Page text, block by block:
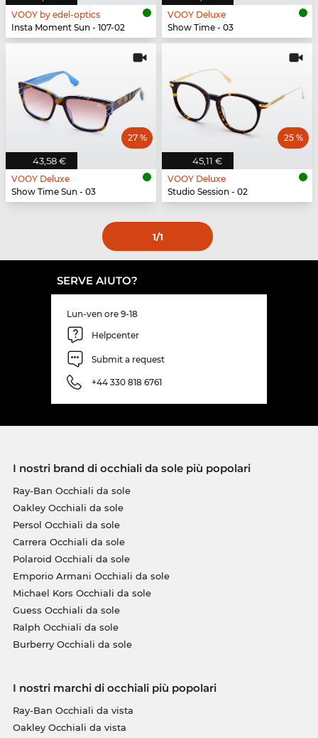
VOOY by edel-optics
Insta Moment Sun - 107-02
VOOY Deluxe
Show Time - 03
43,58 €
27 %
VOOY Deluxe
Show Time Sun - 03
45,11 €
25 %
VOOY Deluxe
Studio Session - 02
1/1
SERVE AIUTO?
Lun-ven ore 9-18
Helpcenter
Submit a request
+44 330 818 6761
I nostri brand di occhiali da sole più popolari
Ray-Ban Occhiali da sole
Oakley Occhiali da sole
Persol Occhiali da sole
Carrera Occhiali da sole
Polaroid Occhiali da sole
Emporio Armani Occhiali da sole
Michael Kors Occhiali da sole
Guess Occhiali da sole
Ralph Occhiali da sole
Burberry Occhiali da sole
I nostri marchi di occhiali più popolari
Ray-Ban Occhiali da vista
Oakley Occhiali da vista